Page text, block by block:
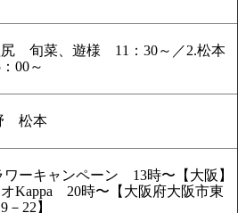
尻 旬菜、遊様 11：30～／2.松本
00～
松本
ワーキャンペーン 13時〜【大阪】
Kappa 20時〜【大阪府大阪市東
22】